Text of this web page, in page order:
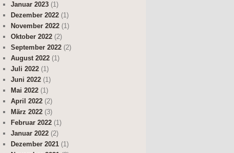
Januar 2023 (1)
Dezember 2022 (1)
November 2022 (1)
Oktober 2022 (2)
September 2022 (2)
August 2022 (1)
Juli 2022 (1)
Juni 2022 (1)
Mai 2022 (1)
April 2022 (2)
März 2022 (3)
Februar 2022 (1)
Januar 2022 (2)
Dezember 2021 (1)